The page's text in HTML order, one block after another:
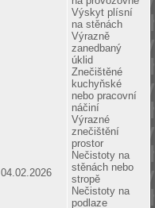
04.02.2026
Výskyt plísní
na stěnách
Výrazně
zanedbaný
úklid
Znečištěné
kuchyňské
nebo pracovní
náčiní
Výrazné
znečištění
prostor
Nečistoty na
stěnách nebo
stropě
Nečistoty na
podlaze